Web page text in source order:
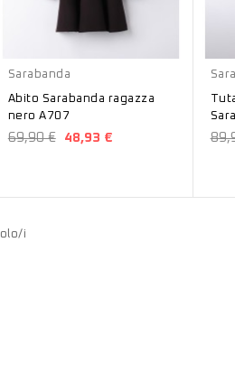
Sarabanda
Abito Sarabanda ragazza
nero A707
69,90 € 48,93 €
i